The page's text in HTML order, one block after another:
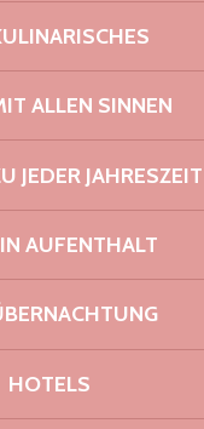
ALLEN SINNEN
JEDER JAHRESZEIT
AUFENTHALT
HOTELS
aux favoris
Côte de Granit
noz, Festivals,
Woche und das
Rose ein
für alle.
de Jéro Yun